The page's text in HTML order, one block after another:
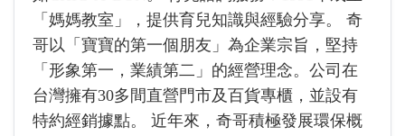
「媽媽教室」，提供育兒知識與經驗分享。 奇
哥以「寶寶的第一個朋友」為企業宗旨，堅持
「形象第一，業績第二」的經營理念。公司在
台灣擁有30多間直營門市及百貨專櫃，並設有
特約經銷據點。 近年來，奇哥積極發展環保概